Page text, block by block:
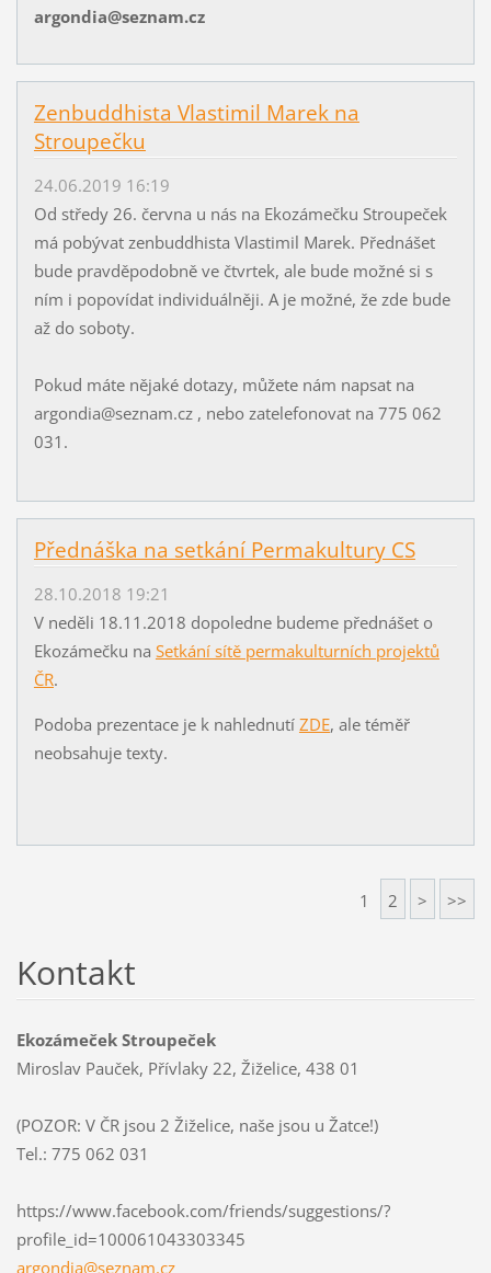
argondia@seznam.cz
Zenbuddhista Vlastimil Marek na
Stroupečku
24.06.2019 16:19
Od středy 26. června u nás na Ekozámečku Stroupeček
má pobývat zenbuddhista Vlastimil Marek. Přednášet
bude pravděpodobně ve čtvrtek, ale bude možné si s
ním i popovídat individuálněji. A je možné, že zde bude
až do soboty.
Pokud máte nějaké dotazy, můžete nám napsat na
argondia@seznam.cz , nebo zatelefonovat na 775 062
031.
Přednáška na setkání Permakultury CS
28.10.2018 19:21
V neděli 18.11.2018 dopoledne budeme přednášet o
Ekozámečku na Setkání sítě permakulturních projektů
ČR.
Podoba prezentace je k nahlednutí ZDE, ale téměř
neobsahuje texty.
1 2 > >>
Kontakt
Ekozámeček Stroupeček
Miroslav Pauček, Přívlaky 22, Žiželice, 438 01
(POZOR: V ČR jsou 2 Žiželice, naše jsou u Žatce!)
Tel.: 775 062 031
https://www.facebook.com/friends/suggestions/?
profile_id=100061043303345
argondia@seznam.cz